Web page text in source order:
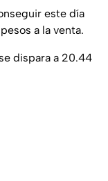
este día
a la venta.
dispara a 20.44